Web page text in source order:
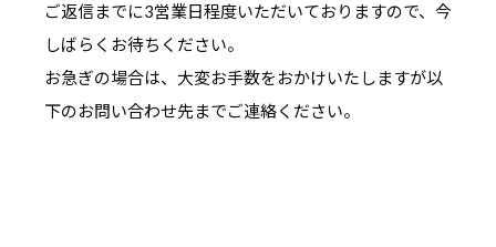
ご返信までに3営業日程度いただいておりますので、今
しばらくお待ちください。
お急ぎの場合は、大変お手数をおかけいたしますが以
下のお問い合わせ先までご連絡ください。